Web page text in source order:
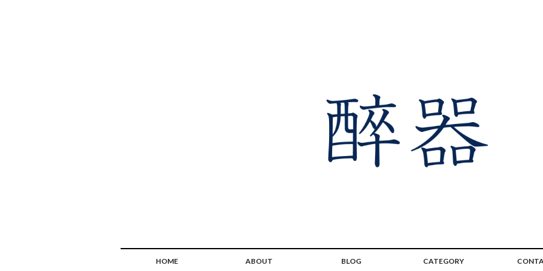
HOME ABOUT BLOG CATEGORY